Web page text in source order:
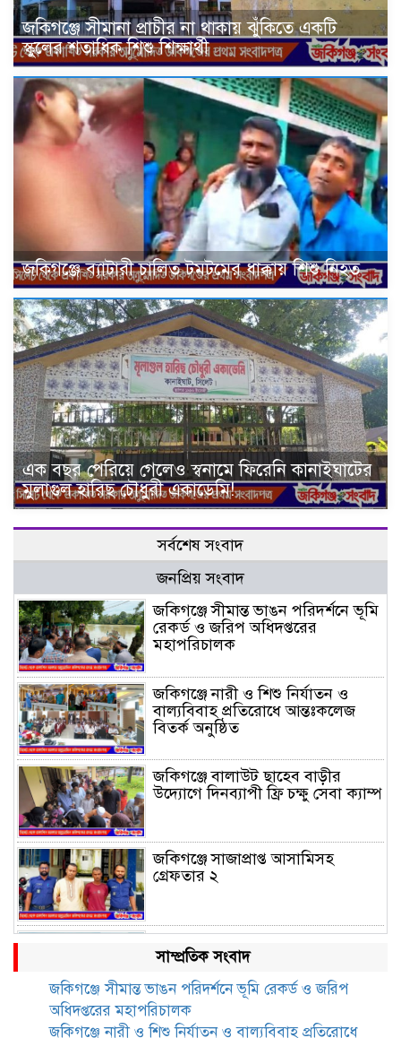
জকিগঞ্জে সীমানা প্রাচীর না থাকায় ঝুঁকিতে একটি
স্কুলের শতাধিক শিশু শিক্ষার্থী
জকিগঞ্জে ব্যাটারী চালিত টমটমের ধাক্কায় শিশু নিহত
এক বছর পেরিয়ে গেলেও স্বনামে ফিরেনি কানাইঘাটের
মুলাগুল হারিছ চৌধুরী একাডেমি!
সর্বশেষ সংবাদ
জনপ্রিয় সংবাদ
জকিগঞ্জে সীমান্ত ভাঙন পরিদর্শনে ভূমি
রেকর্ড ও জরিপ অধিদপ্তরের
মহাপরিচালক
জকিগঞ্জে নারী ও শিশু নির্যাতন ও
বাল্যবিবাহ প্রতিরোধে আন্তঃকলেজ
বিতর্ক অনুষ্ঠিত
জকিগঞ্জে বালাউট ছাহেব বাড়ীর
উদ্যোগে দিনব্যাপী ফ্রি চক্ষু সেবা ক্যাম্প
জকিগঞ্জে সাজাপ্রাপ্ত আসামিসহ
গ্রেফতার ২
রেলপথে যুক্ত হবে জকিগঞ্জ-কানাইঘাট,
শুরু হচ্ছে সম্ভাব্যতা সমীক্ষা
সাবেক এমপি হাফিজ আহমদ
সাম্প্রতিক সংবাদ
জকিগঞ্জে সীমান্ত ভাঙন পরিদর্শনে ভূমি রেকর্ড ও জরিপ
অধিদপ্তরের মহাপরিচালক
জকিগঞ্জে নারী ও শিশু নির্যাতন ও বাল্যবিবাহ প্রতিরোধে